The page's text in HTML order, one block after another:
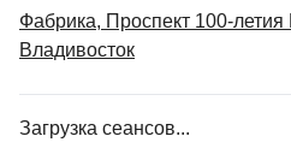
Фабрика, Проспект 100-летия
Владивосток
Загрузка сеансов...